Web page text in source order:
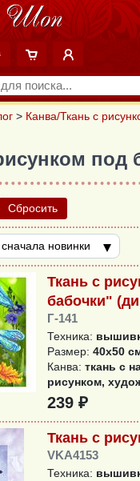
> Канва/Ткань с
под
Сбросить
Ткань с
бабочки"
Г-141
Техника:
Размер: 40x50
Канва: ткань с
рисунком,
239 ₽
Ткань с
VKA4153
Техника: